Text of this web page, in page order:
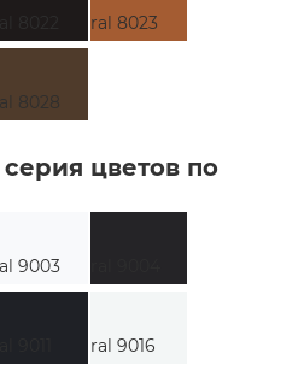
ral 8023
8028
цветов по
9003
ral 9016